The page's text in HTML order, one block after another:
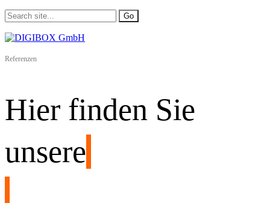
Referenzen
Hier finden Sie
unsere